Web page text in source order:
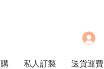
私人訂製 送貨運費